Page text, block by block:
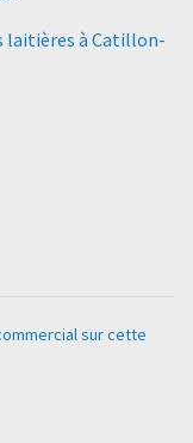
laitières à Catillon-
sur cette